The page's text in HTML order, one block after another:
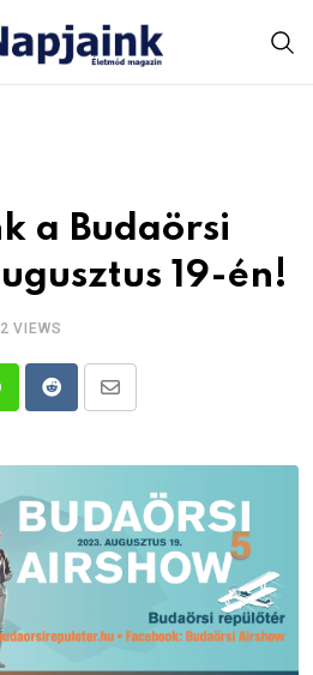
a Budaörsi
19-én!
VIEWS
RedditShare
Email